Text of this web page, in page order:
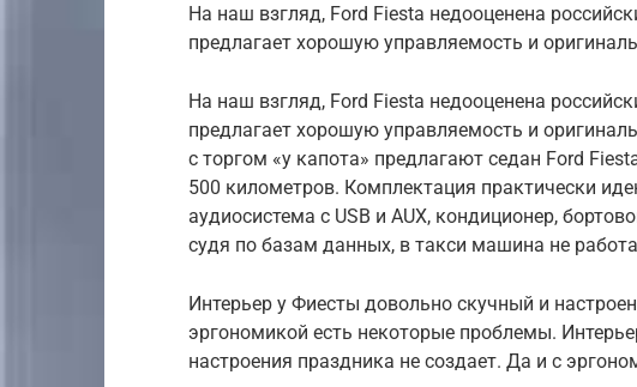
На наш взгляд, Ford Fiesta недооценена
предлагает хорошую управляемость и
На наш взгляд, Ford Fiesta недооценена
предлагает хорошую управляемость и
с торгом «у капота» предлагают седан Ford
500 километров. Комплектация практически
аудиосистема с USB и AUX, кондиционер,
судя по базам данных, в такси машина не
Интерьер у Фиесты довольно скучный и
эргономикой есть некоторые проблемы.
настроения праздника не создает. Да и с